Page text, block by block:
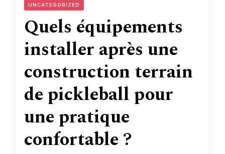
UNCATEGORIZED
Quels équipements
installer après une
construction terrain
de pickleball pour
une pratique
confortable ?